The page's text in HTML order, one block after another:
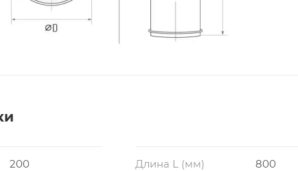
200 Длина L (мм) 800